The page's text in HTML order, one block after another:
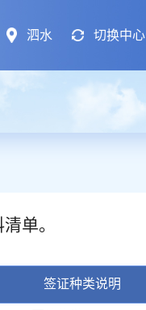
泗水 切换中心
单。
签证种类说明